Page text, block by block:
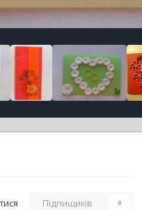
Підпищиків 0